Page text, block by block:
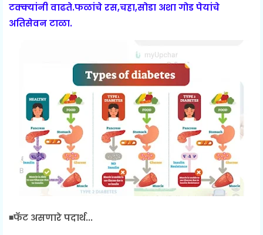
टक्क्यांनी वाढते.फळांचे रस,चहा,सोडा अशा गोड पेयांचे
अतिसेवन टाळा.
◾फॅट असणारे पदार्थ...